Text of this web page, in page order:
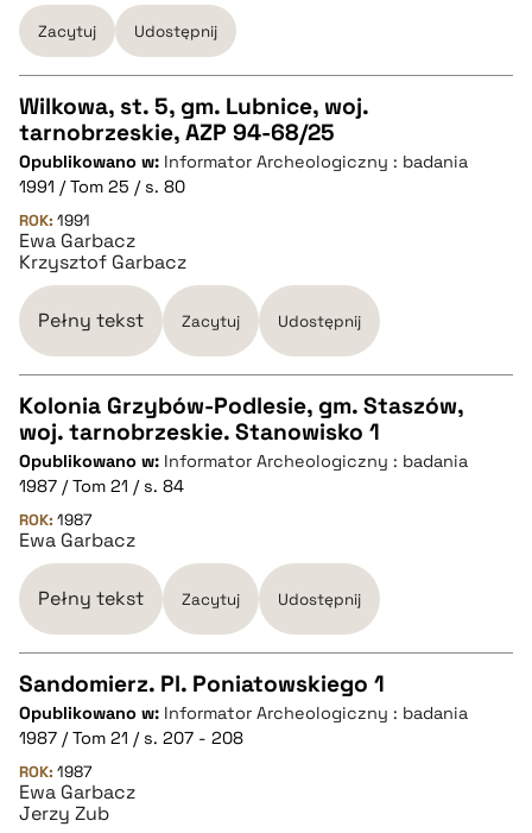
BIBTEX
pobierz cytat
Zacytuj Udostępnij
CZYSTY TEKST
pobierz cytat
BIBTEX
pobierz cytat
Wilkowa, st. 5, gm. Lubnice, woj.
tarnobrzeskie, AZP 94-68/25
Opublikowano w: Informator Archeologiczny : badania
1991 / Tom 25 / s. 80
ROK: 1991
Ewa Garbacz
Krzysztof Garbacz
Pełny tekst Zacytuj Udostępnij
CZYSTY TEKST
pobierz cytat
BIBTEX
pobierz cytat
Kolonia Grzybów-Podlesie, gm. Staszów,
woj. tarnobrzeskie. Stanowisko 1
Opublikowano w: Informator Archeologiczny : badania
1987 / Tom 21 / s. 84
ROK: 1987
Ewa Garbacz
Pełny tekst Zacytuj Udostępnij
CZYSTY TEKST
pobierz cytat
Sandomierz. Pl. Poniatowskiego 1
Opublikowano w: Informator Archeologiczny : badania
1987 / Tom 21 / s. 207 - 208
ROK: 1987
Ewa Garbacz
Jerzy Zub